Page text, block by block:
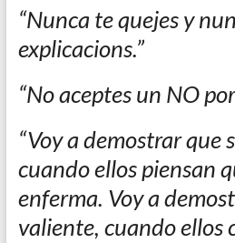
“Nunca te quejes y
explicacions.”
“No aceptes un NO
“Voy a demostrar que
cuando ellos piensan
enferma. Voy a
valiente, cuando ellos